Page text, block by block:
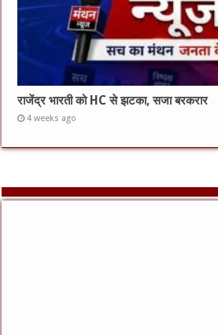
राजेंद्र भारती को HC से झटका, सजा बरकरार
4 weeks ago